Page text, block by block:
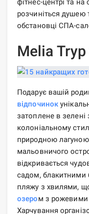
фітнес-центрі та
розчиніться душею
обстановці СПА-
Melia
Подарує вашій
відпочинок
затоплене в зелені
колоніальному
природною
мальовничого
відкривається
садом,
пляжу з хвилями,
озером з рожевими
Харчування